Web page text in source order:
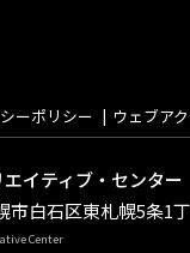
ーポリシー ウェブア
イティブ・センター
市白石区東札幌5条1
Center